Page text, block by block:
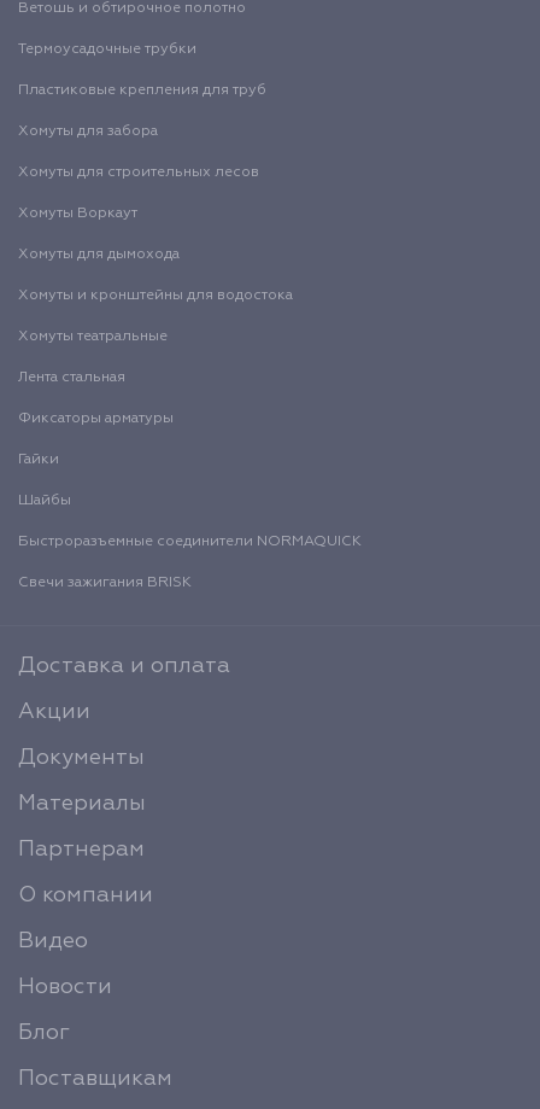
Ветошь и обтирочное полотно
Термоусадочные трубки
Пластиковые крепления для труб
Хомуты для забора
Хомуты для строительных лесов
Хомуты Воркаут
Хомуты для дымохода
Хомуты и кронштейны для водостока
Хомуты театральные
Лента стальная
Фиксаторы арматуры
Гайки
Шайбы
Быстроразъемные соединители NORMAQUICK
Свечи зажигания BRISK
Доставка и оплата
Акции
Документы
Материалы
Партнерам
О компании
Видео
Новости
Блог
Поставщикам